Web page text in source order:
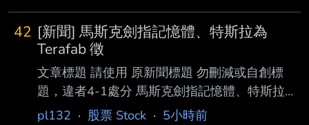
42 [新聞] 馬斯克劍指記憶體、特斯拉為
Terafab 徵
文章標題 請使用 原新聞標題 勿刪減或自創標
題，違者4-1處分 馬斯克劍指記憶體、特斯拉為
Terafab 徵 DRAM 人才 原文標題： 請勿刪減或
pl132 · 股票 Stock · 5小時前